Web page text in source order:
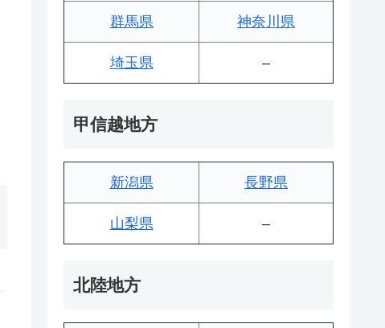
群馬県 神奈川県
埼玉県 –
甲信越地方
新潟県 長野県
山梨県 –
北陸地方